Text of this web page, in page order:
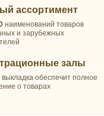
ассортимент
наименований товаров
и зарубежных
залы
обеспечит полное
о товарах